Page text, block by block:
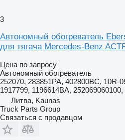
3
Автономный обогреватель
для тягача Mercedes-Benz
Цена по запросу
Автономный обогреватель
252070, 283851PA, 402800BC, 10R-
1917799, 1196614BA,
Литва, Kaunas
Truck Parts Group
Связаться с продавцом